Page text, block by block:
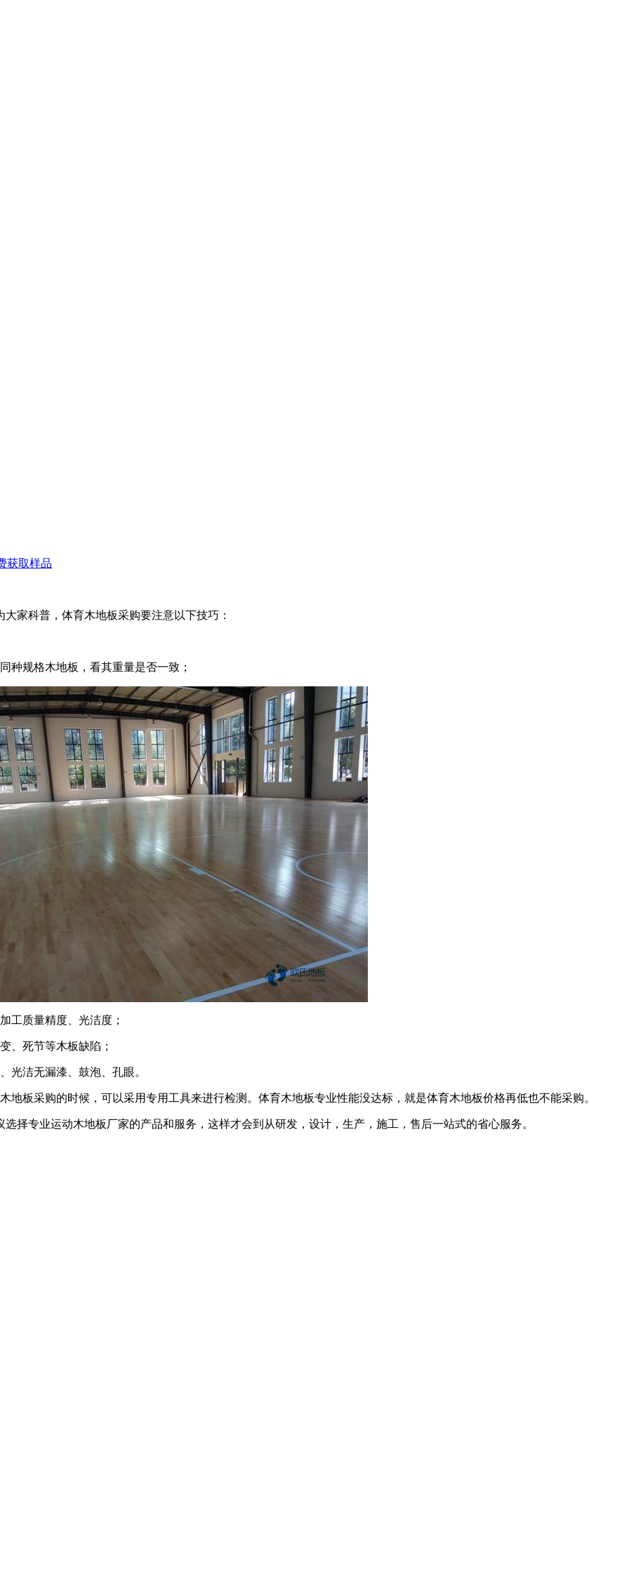
获取样品
家科普，体育木地板采购要注意以下技巧：
种规格木地板，看其重量是否一致；
工质量精度、光洁度；
、死节等木板缺陷；
光洁无漏漆、鼓泡、孔眼。
板采购的时候，可以采用专用工具来进行检测。体育木地板专业性能没达标，就是体育木地板价格再低也不能采购。
择专业运动木地板厂家的产品和服务，这样才会到从研发，设计，生产，施工，售后一站式的省心服务。